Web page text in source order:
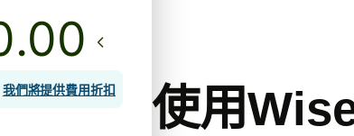
使用
.00
我們將提供費用折扣